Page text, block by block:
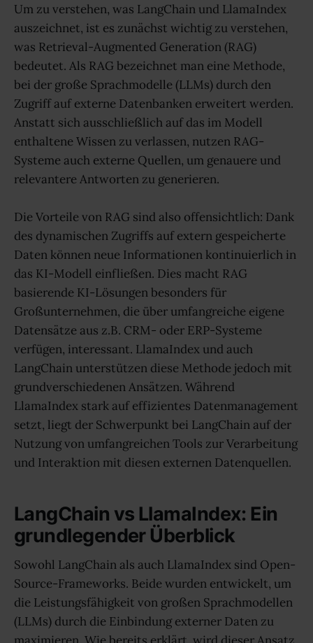
Um zu verstehen, was LangChain und LlamaIndex
auszeichnet, ist es zunächst wichtig zu verstehen,
was Retrieval-Augmented Generation (RAG)
bedeutet. Als RAG bezeichnet man eine Methode,
bei der große Sprachmodelle (LLMs) durch den
Zugriff auf externe Datenbanken erweitert werden.
Anstatt sich ausschließlich auf das im Modell
enthaltene Wissen zu verlassen, nutzen RAG-
Systeme auch externe Quellen, um genauere und
relevantere Antworten zu generieren.
Die Vorteile von RAG sind also offensichtlich: Dank
des dynamischen Zugriffs auf extern gespeicherte
Daten können neue Informationen kontinuierlich in
das KI-Modell einfließen. Dies macht RAG
basierende KI-Lösungen besonders für
Großunternehmen, die über umfangreiche eigene
Datensätze aus z.B. CRM- oder ERP-Systeme
verfügen, interessant. LlamaIndex und auch
LangChain unterstützen diese Methode jedoch mit
grundverschiedenen Ansätzen. Während
LlamaIndex stark auf effizientes Datenmanagement
setzt, liegt der Schwerpunkt bei LangChain auf der
Nutzung von umfangreichen Tools zur Verarbeitung
und Interaktion mit diesen externen Datenquellen.
LangChain vs LlamaIndex: Ein
grundlegender Überblick
Sowohl LangChain als auch LlamaIndex sind Open-
Source-Frameworks. Beide wurden entwickelt, um
die Leistungsfähigkeit von großen Sprachmodellen
(LLMs) durch die Einbindung externer Daten zu